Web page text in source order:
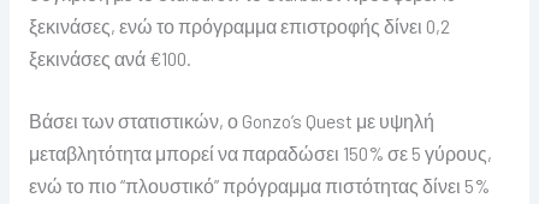
ξεκινάσες, ενώ το πρόγραμμα επιστροφής δίνει 0,2
ξεκινάσες ανά €100.
Βάσει των στατιστικών, ο Gonzo’s Quest με υψηλή
μεταβλητότητα μπορεί να παραδώσει 150% σε 5 γύρους,
ενώ το πιο “πλουστικό” πρόγραμμα πιστότητας δίνει 5%